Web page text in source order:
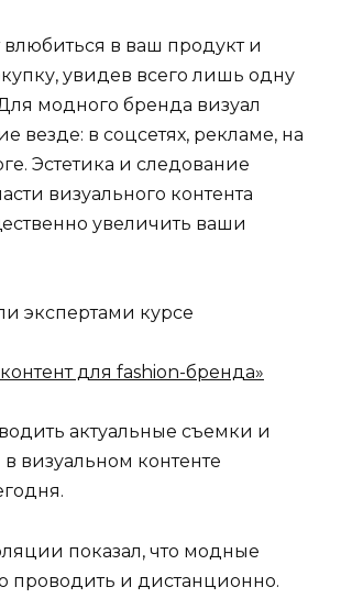
в ваш продукт и
увидев всего лишь одну
модного бренда визуал
везде: в соцсетях, рекламе, на
Эстетика и следование
визуального контента
увеличить ваши
экспертами курсе
для fashion-бренда»
актуальные съемки и
визуальном контенте
показал, что модные
проводить и дистанционно.